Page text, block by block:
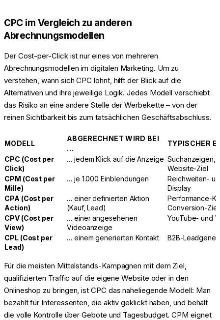
CPC im Vergleich zu anderen
Abrechnungsmodellen
Der Cost-per-Click ist nur eines von mehreren
Abrechnungsmodellen im digitalen Marketing. Um zu
verstehen, wann sich CPC lohnt, hilft der Blick auf die
Alternativen und ihre jeweilige Logik. Jedes Modell verschiebt
das Risiko an eine andere Stelle der Werbekette – von der
reinen Sichtbarkeit bis zum tatsächlichen Geschäftsabschluss.
MODELL
ABGERECHNET WIRD BEI
…
TYPISCHER
CPC (Cost per
Click)
… jedem Klick auf die Anzeige Suchanzeigen,
Website-Ziel
CPM (Cost per
Mille)
… je 1.000 Einblendungen
Reichweiten-
Display
CPA (Cost per
Action)
… einer definierten Aktion
(Kauf, Lead)
Performance-
Conversion-Ziel
CPV (Cost per
View)
… einer angesehenen
Videoanzeige
YouTube- und
CPL (Cost per
Lead)
… einem generierten Kontakt B2B-
Für die meisten Mittelstands-Kampagnen mit dem Ziel,
qualifizierten Traffic auf die eigene Website oder in den
Onlineshop zu bringen, ist CPC das naheliegende Modell: Man
bezahlt für Interessenten, die aktiv geklickt haben, und behält
die volle Kontrolle über Gebote und Tagesbudget. CPM eignet